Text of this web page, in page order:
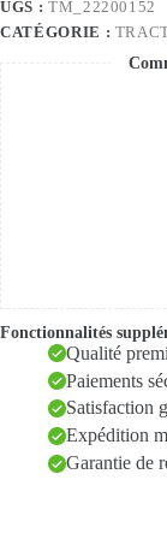
UGS : TM_22200152
CATÉGORIE :
Fonctionnalités
Qualité
Paiements
Satisfaction
Expédition
Garantie de